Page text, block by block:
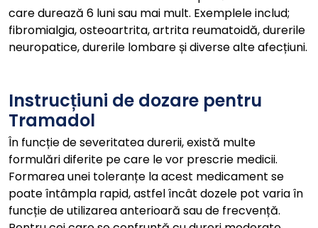
care durează 6 luni sau mai mult. Exemplele includ;
fibromialgia, osteoartrita, artrita reumatoidă, durerile
neuropatice, durerile lombare și diverse alte afecțiuni.
Instrucțiuni de dozare pentru
Tramadol
În funcție de severitatea durerii, există multe
formulări diferite pe care le vor prescrie medicii.
Formarea unei toleranțe la acest medicament se
poate întâmpla rapid, astfel încât dozele pot varia în
funcție de utilizarea anterioară sau de frecvență.